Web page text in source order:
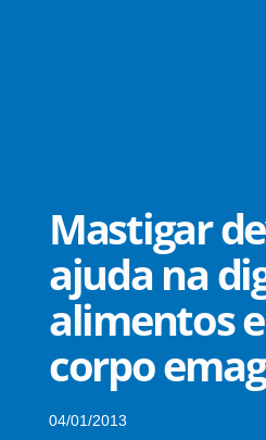
Mastigar
ajuda na
alimentos
corpo
04/01/2013